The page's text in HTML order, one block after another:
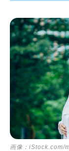
画像：iStock.com/